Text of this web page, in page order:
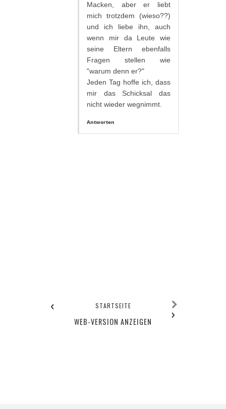
Macken, aber er liebt
mich trotzdem (wieso??)
und ich liebe ihn, auch
wenn mir da Leute wie
seine Eltern ebenfalls
Fragen stellen wie
"warum denn er?"
Jeden Tag hoffe ich, dass
mir das Schicksal das
nicht wieder wegnimmt.
Antworten
‹ ›
STARTSEITE
WEB-VERSION ANZEIGEN